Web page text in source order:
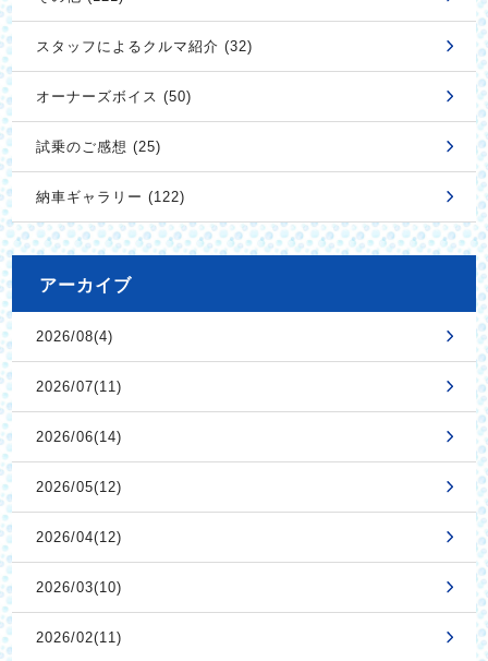
スタッフによるクルマ紹介 (32)
オーナーズボイス (50)
試乗のご感想 (25)
納車ギャラリー (122)
アーカイブ
2026/08(4)
2026/07(11)
2026/06(14)
2026/05(12)
2026/04(12)
2026/03(10)
2026/02(11)